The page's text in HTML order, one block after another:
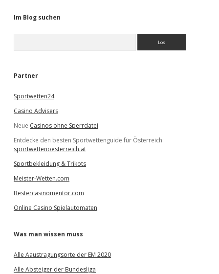
Im Blog suchen
e
Partner
Sportwetten24
Casino Advisers
Neue Casinos ohne Sperrdatei
Entdecke den besten Sportwettenguide für Österreich:
sportwettenoesterreich.at
Sportbekleidung & Trikots
Meister-Wetten.com
Bestercasinomentor.com
Online Casino Spielautomaten
Was man wissen muss
Alle Aaustragungsorte der EM 2020
Alle Absteiger der Bundesliga